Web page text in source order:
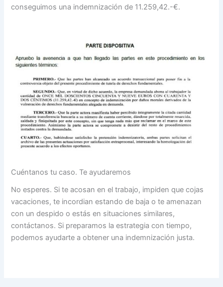
conseguimos una indemnización de 11.259,42.-€.
Cuéntanos tu caso. Te ayudaremos
No esperes. Si te acosan en el trabajo, impiden que cojas
vacaciones, te incordian estando de baja o te amenazan
con un despido o estás en situaciones similares,
contáctanos. Si preparamos la estrategia con tiempo,
podemos ayudarte a obtener una indemnización justa.